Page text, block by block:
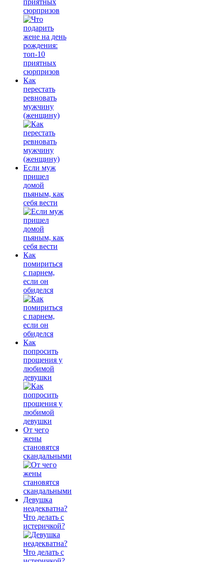
приятных
сюрпризов
Как
перестать
ревновать
мужчину
(женщину)
Если муж
пришел
домой
пьяным, как
себя вести
Как
помириться
с парнем,
если он
обиделся
Как
попросить
прощения у
любимой
девушки
От чего
жены
становятся
скандальными
Девушка
неадекватна?
Что делать с
истеричкой?